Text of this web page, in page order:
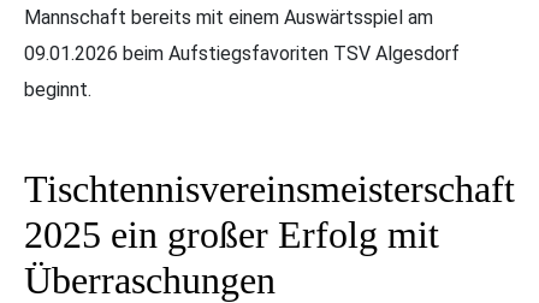
Mannschaft bereits mit einem Auswärtsspiel am
09.01.2026 beim Aufstiegsfavoriten TSV Algesdorf
beginnt.
Tischtennisvereinsmeisterschaft
2025 ein großer Erfolg mit
Überraschungen